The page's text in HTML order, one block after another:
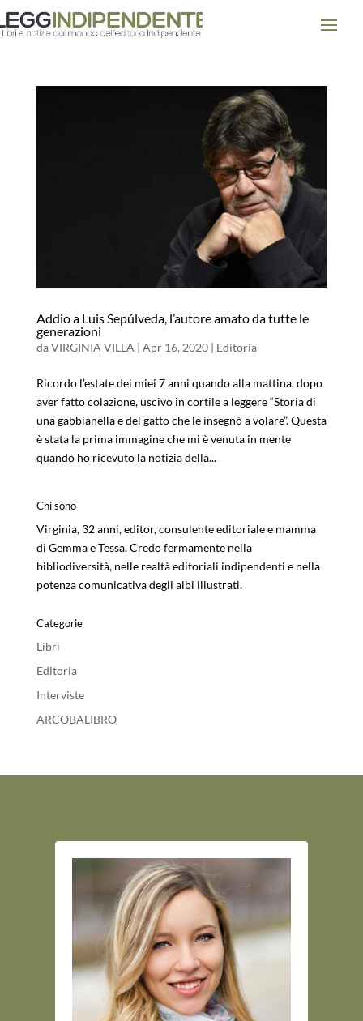
Addio a Luis Sepúlveda, l’autore amato da tutte le
generazioni
daVIRGINIA VILLA | Apr 16, 2020| Editoria
Ricordo l’estate dei miei 7 anni quando alla mattina, dopo
aver fatto colazione, uscivo in cortile a leggere “Storia di
una gabbianella e del gatto che le insegnò a volare”. Questa
è stata la prima immagine che mi è venuta in mente
quando ho ricevuto la notizia della...
Chi sono
Virginia, 32 anni, editor, consulente editoriale e mamma
di Gemma e Tessa. Credo fermamente nella
bibliodiversità, nelle realtà editoriali indipendenti e nella
potenza comunicativa degli albi illustrati.
Categorie
Libri
Editoria
Interviste
ARCOBALIBRO